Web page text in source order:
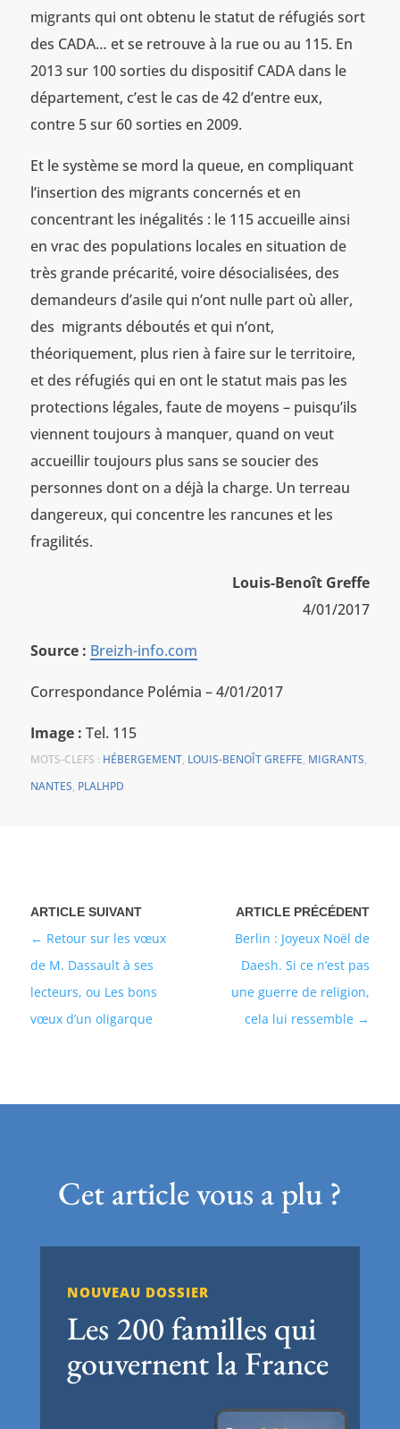
migrants qui ont obtenu le statut de réfugiés sort
des CADA… et se retrouve à la rue ou au 115. En
2013 sur 100 sorties du dispositif CADA dans le
département, c’est le cas de 42 d’entre eux,
contre 5 sur 60 sorties en 2009.
Et le système se mord la queue, en compliquant
l’insertion des migrants concernés et en
concentrant les inégalités : le 115 accueille ainsi
en vrac des populations locales en situation de
très grande précarité, voire désocialisées, des
demandeurs d’asile qui n’ont nulle part où aller,
des migrants déboutés et qui n’ont,
théoriquement, plus rien à faire sur le territoire,
et des réfugiés qui en ont le statut mais pas les
protections légales, faute de moyens – puisqu’ils
viennent toujours à manquer, quand on veut
accueillir toujours plus sans se soucier des
personnes dont on a déjà la charge. Un terreau
dangereux, qui concentre les rancunes et les
fragilités.
Louis-Benoît Greffe
4/01/2017
Source : Breizh-info.com
Correspondance Polémia – 4/01/2017
Image : Tel. 115
MOTS-CLEFS : HÉBERGEMENT, LOUIS-BENOÎT GREFFE, MIGRANTS,
NANTES, PLALHPD
Berlin : Joyeux Noël de
Daesh. Si ce n’est pas
une guerre de religion,
cela lui ressemble
Retour sur les vœux
de M. Dassault à ses
lecteurs, ou Les bons
vœux d’un oligarque
Cet article vous a plu ?
NOUVEAU DOSSIER
Les 200 familles qui
gouvernent la France